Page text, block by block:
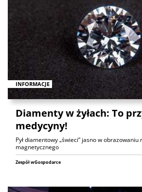
INFORMACJE
Diamenty w żyłach: To
medycyny!
Pył diamentowy „świeci” jasno w
magnetycznego
Zespół wGospodarce